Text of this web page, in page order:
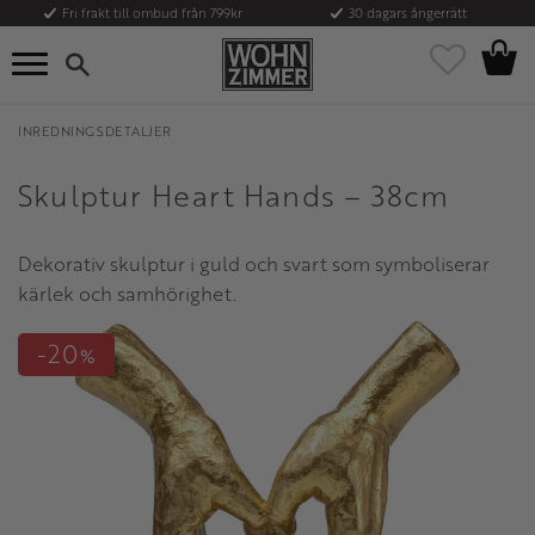
Meny
Fri frakt till ombud från 799kr 30 dagars ångerrätt
Favoriter
INREDNINGSDETALJER
Skulptur Heart Hands – 38cm
Dekorativ skulptur i guld och svart som symboliserar
kärlek och samhörighet.
20%